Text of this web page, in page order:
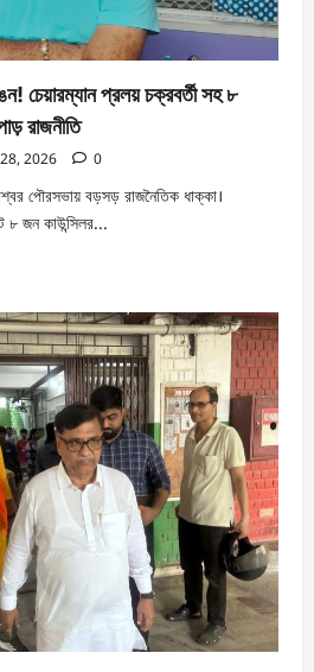
চেয়ারম্যান প্রলয় চক্রবর্তী সহ ৮
রাজনীতি
2026 0
পৌরসভায় বড়সড় রাজনৈতিক ধাক্কা।
৮ জন কাউন্সিলর...